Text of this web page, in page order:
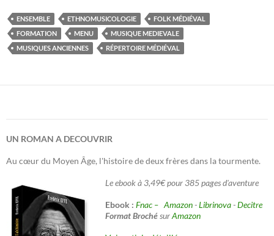
ENSEMBLE ETHNOMUSICOLOGIE
FOLK MÉDIÉVAL
FORMATION
MENU
MUSIQUE MEDIEVALE
MUSIQUES ANCIENNES
RÉPERTOIRE MÉDIÉVAL
UN ROMAN A DECOUVRIR
Au cœur du Moyen Âge, l'histoire de deux frères dans la tourmente.
Le ebook à 3,49€ pour 385 pages d'aventure
Ebook : Fnac – Amazon-Librinova-Decitre
Format BrochésurAmazon